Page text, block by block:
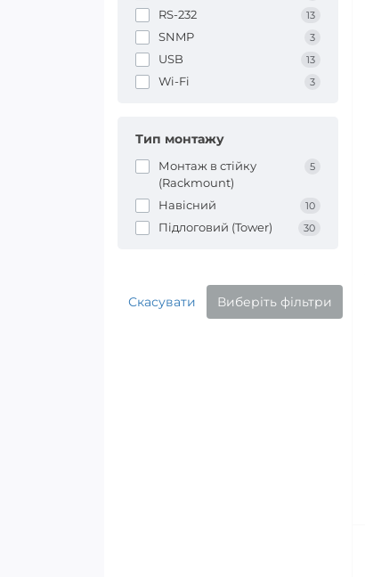
RS-232 13
SNMP 3
USB 13
Wi-Fi 3
Тип монтажу
Монтаж в стійку
(Rackmount)
5
Навісний 10
Підлоговий (Tower) 30
Скасувати Виберіть фільтри